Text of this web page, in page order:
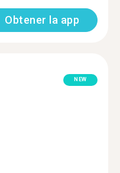
Obtener la app
NEW